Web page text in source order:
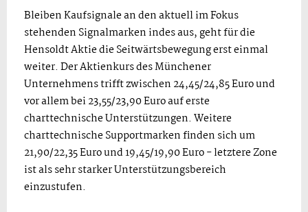
Bleiben Kaufsignale an den aktuell im Fokus
stehenden Signalmarken indes aus, geht für die
Hensoldt Aktie die Seitwärtsbewegung erst einmal
weiter. Der Aktienkurs des Münchener
Unternehmens trifft zwischen 24,45/24,85 Euro und
vor allem bei 23,55/23,90 Euro auf erste
charttechnische Unterstützungen. Weitere
charttechnische Supportmarken finden sich um
21,90/22,35 Euro und 19,45/19,90 Euro - letztere Zone
ist als sehr starker Unterstützungsbereich
einzustufen.